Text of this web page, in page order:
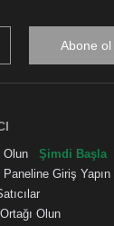
Abone ol
Olun
Şimdi Başla
Paneline Giriş Yapın
Olun